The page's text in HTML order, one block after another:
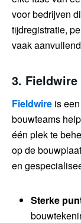
voor bedrijven
tijdregistratie,
vaak
3. Fieldwire
Fieldwire is
bouwteams
één plek te
op de
en
Sterke